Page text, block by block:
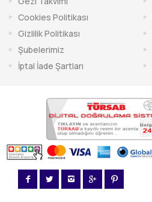
Cookies Politikası
Gizlilik Politikası
Şubelerimiz
İptal İade Şartları